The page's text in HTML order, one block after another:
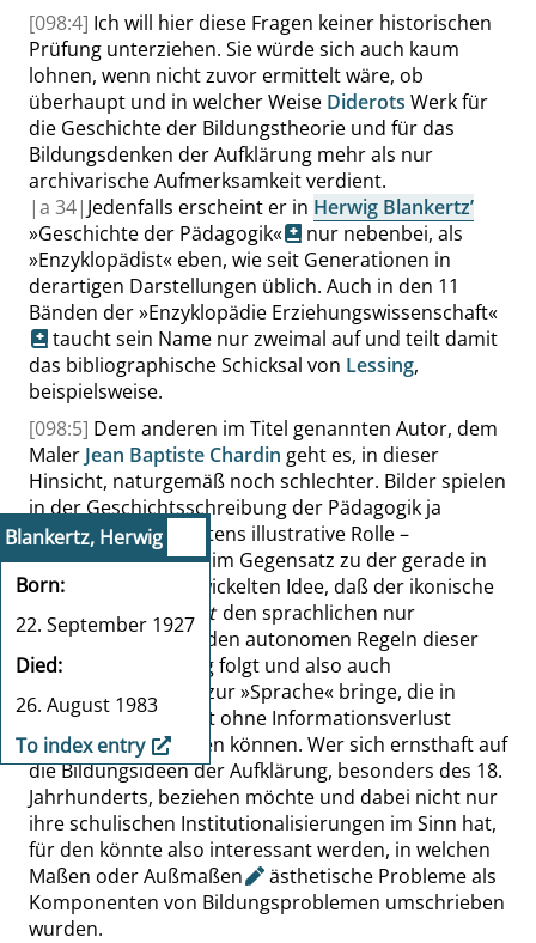
Blankertz, Herwig
Born
22. September 1927
Died
26. August 1983
To index entry
[098:4] Ich will hier diese Fragen keiner historischen
Prüfung unterziehen. Sie würde sich auch kaum
lohnen, wenn nicht zuvor ermittelt wäre, ob
überhaupt und in welcher Weise Diderots Werk für
die Geschichte der Bildungstheorie und für das
Bildungsdenken der Aufklärung mehr als nur
archivarische Aufmerksamkeit verdient.
|a 34| Jedenfalls erscheint er in Herwig Blankertz’
»Geschichte der Pädagogik«
nur nebenbei, als
»Enzyklopädist« eben, wie seit Generationen in
derartigen Darstellungen üblich. Auch in den 11
Bänden der»Enzyklopädie Erziehungswissenschaft«
taucht sein Name nur zweimal auf und teilt damit
das bibliographische Schicksal von Lessing,
beispielsweise.
[098:5] Dem anderen im Titel genannten Autor, dem
Maler Jean Baptiste Chardin geht es, in dieser
Hinsicht, naturgemäß noch schlechter. Bilder spielen
in der Geschichtsschreibung der Pädagogik ja
ohnehin eine höchstens illustrative Rolle –
merkwürdigerweise im Gegensatz zu der gerade in
der Aufklärung entwickelten Idee, daß der ikonische
Diskurs geradenichtden sprachlichen nur
bebildere, sondern den autonomen Regeln dieser
Darstellungsgattung folgt und also auch
Problemstellungen zur»Sprache« bringe, die in
andere Medien nicht ohne Informationsverlust
transformiert werden können. Wer sich ernsthaft auf
die Bildungsideen der Aufklärung, besonders des 18.
Jahrhunderts, beziehen möchte und dabei nicht nur
ihre schulischen Institutionalisierungen im Sinn hat,
für den könnte also interessant werden, in welchen
Maßen oderAußmaßen
ästhetische Probleme als
Komponenten von Bildungsproblemen umschrieben
wurden.